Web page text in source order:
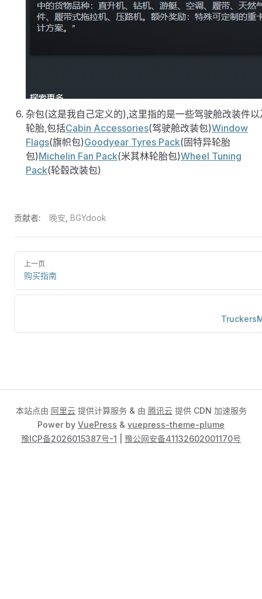
杂包(这是我自己定义的),这里指的是一些驾驶舱改装件以
轮胎,包括Cabin Accessories(驾驶舱改装包)Window
Flags(旗帜包)Goodyear Tyres Pack(固特异轮胎
包)Michelin Fan Pack(米其林轮胎包)Wheel Tuning
Pack(轮毂改装包)
贡献者: 晚安 BGYdook
上一页
购买指南
本站点由 阿里云提供计算服务 & 由 腾讯云提供 CDN 加速服务
Power by VuePress & vuepress-theme-plume
豫ICP备2026015387号-1
豫公网安备41132602001170号